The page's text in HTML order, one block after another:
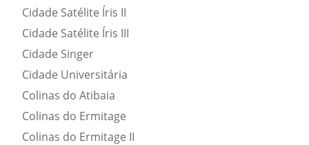
Cidade Satélite Íris II
Cidade Satélite Íris III
Cidade Singer
Cidade Universitária
Colinas do Atibaia
Colinas do Ermitage
Colinas do Ermitage II